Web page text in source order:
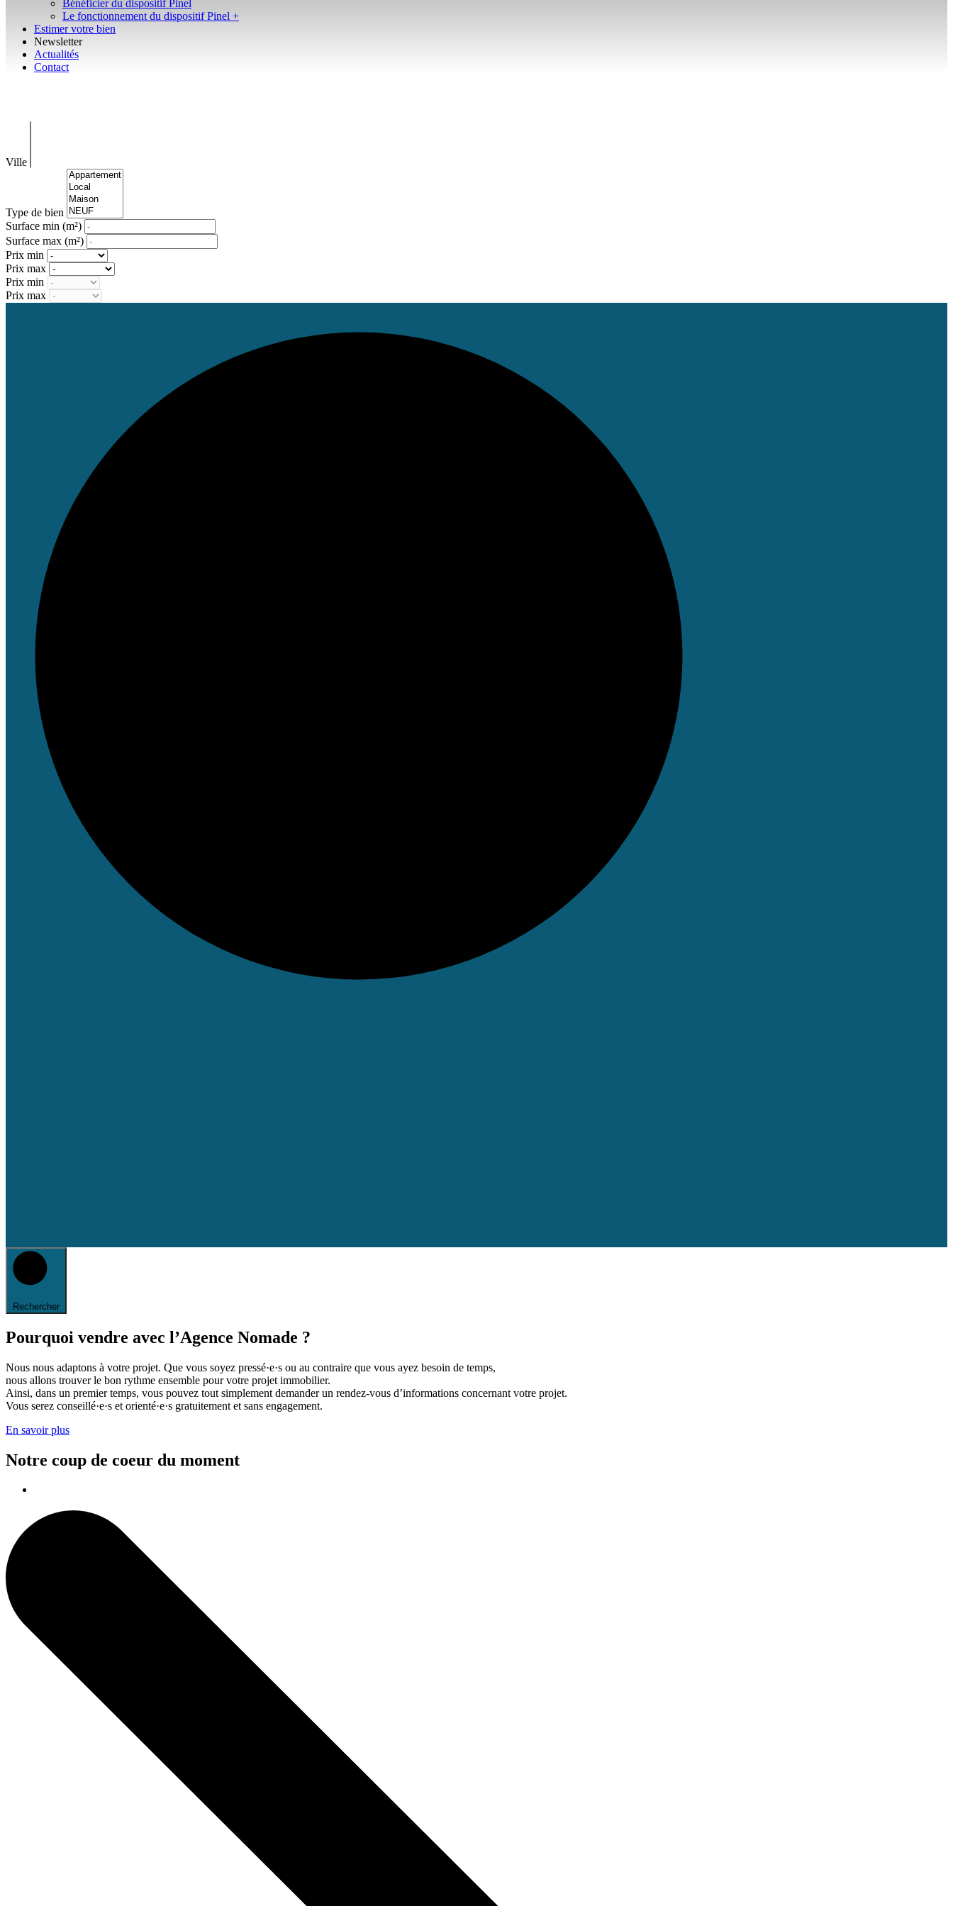
Bénéficier du dispositif Pinel
Le fonctionnement du dispositif Pinel +
Estimer votre bien
Newsletter
Actualités
Contact
Ville
Type de bien
Surface min (m²)
Surface max (m²)
Prix min
Prix max
Prix min
Prix max
Rechercher
Pourquoi vendre avec l’Agence Nomade ?
Nous nous adaptons à votre projet. Que vous soyez pressé·e·s ou au contraire que vous ayez besoin de temps,
nous allons trouver le bon rythme ensemble pour votre projet immobilier.
Ainsi, dans un premier temps, vous pouvez tout simplement demander un rendez-vous d’informations concernant votre projet.
Vous serez conseillé·e·s et orienté·e·s gratuitement et sans engagement.
En savoir plus
Notre coup de coeur du moment